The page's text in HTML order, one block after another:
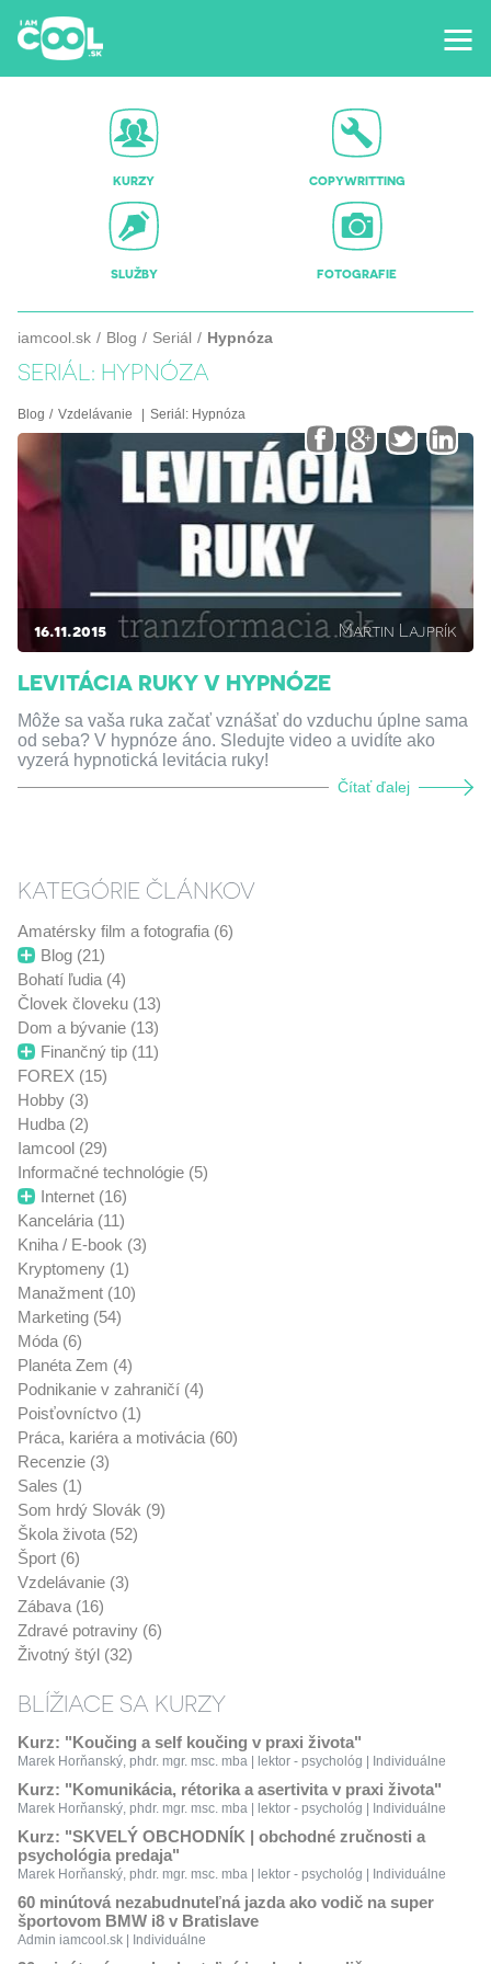
KURZY COPYWRITTING
SLUŽBY FOTOGRAFIE
iamcool.sk Blog Seriál Hypnóza
SERIÁL: HYPNÓZA
Blog Vzdelávanie Seriál: Hypnóza
16.11.2015 Martin Lajprík
LEVITÁCIA RUKY V HYPNÓZE
Môže sa vaša ruka začať vznášať do vzduchu úplne sama
od seba? V hypnóze áno. Sledujte video a uvidíte ako
vyzerá hypnotická levitácia ruky!
Čítať ďalej
KATEGÓRIE ČLÁNKOV
Amatérsky film a fotografia (6)
Blog (21)
Bohatí ľudia (4)
Človek človeku (13)
Dom a bývanie (13)
Finančný tip (11)
FOREX (15)
Hobby (3)
Hudba (2)
Iamcool (29)
Informačné technológie (5)
Internet (16)
Kancelária (11)
Kniha / E-book (3)
Kryptomeny (1)
Manažment (10)
Marketing (54)
Móda (6)
Planéta Zem (4)
Podnikanie v zahraničí (4)
Poisťovníctvo (1)
Práca, kariéra a motivácia (60)
Recenzie (3)
Sales (1)
Som hrdý Slovák (9)
Škola života (52)
Šport (6)
Vzdelávanie (3)
Zábava (16)
Zdravé potraviny (6)
Životný štýl (32)
BLÍŽIACE SA KURZY
Kurz: "Koučing a self koučing v praxi života"
Marek Horňanský, phdr. mgr. msc. mba | lektor - psychológ | Individuálne
Kurz: "Komunikácia, rétorika a asertivita v praxi života"
Marek Horňanský, phdr. mgr. msc. mba | lektor - psychológ | Individuálne
Kurz: "SKVELÝ OBCHODNÍK | obchodné zručnosti a
psychológia predaja"
Marek Horňanský, phdr. mgr. msc. mba | lektor - psychológ | Individuálne
60 minútová nezabudnuteľná jazda ako vodič na super
športovom BMW i8 v Bratislave
Admin iamcool.sk | Individuálne